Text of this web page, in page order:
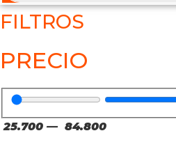
FILTROS
PRECIO
25.700 — 84.800